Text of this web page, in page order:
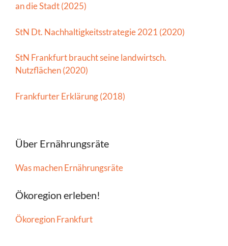
an die Stadt (2025)
StN Dt. Nachhaltigkeitsstrategie 2021 (2020)
StN Frankfurt braucht seine landwirtsch.
Nutzflächen (2020)
Frankfurter Erklärung (2018)
Über Ernährungsräte
Was machen Ernährungsräte
Ökoregion erleben!
Ökoregion Frankfurt